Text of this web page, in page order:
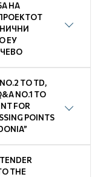
НА
ЕУ
TO TD,
NO.1 TO
FOR
POINTS
THE